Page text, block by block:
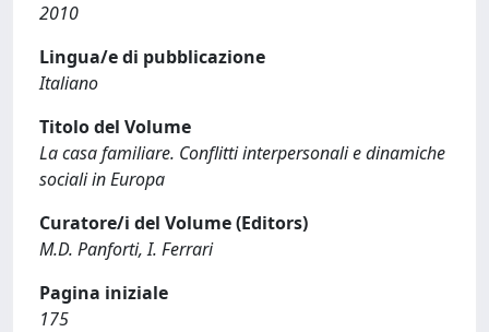
2010
Lingua/e di pubblicazione
Italiano
Titolo del Volume
La casa familiare. Conflitti interpersonali e dinamiche
sociali in Europa
Curatore/i del Volume (Editors)
M.D. Panforti, I. Ferrari
Pagina iniziale
175